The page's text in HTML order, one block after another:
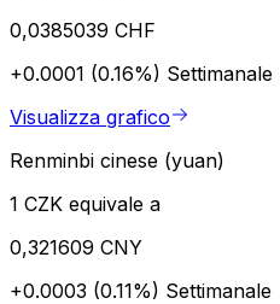
0,0385039 CHF
+0.0001 (0.16%) Settimanale
Visualizza grafico
Renminbi cinese (yuan)
1 CZK equivale a
0,321609 CNY
+0.0003 (0.11%) Settimanale